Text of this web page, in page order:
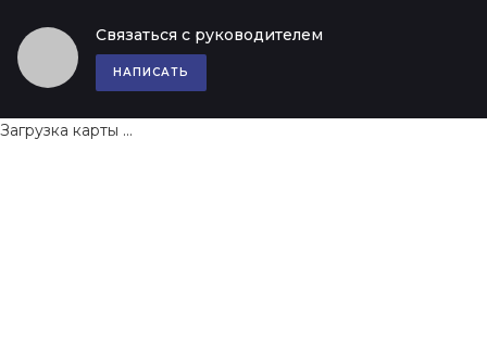
Связаться с руководителем
НАПИСАТЬ
Загрузка карты ...